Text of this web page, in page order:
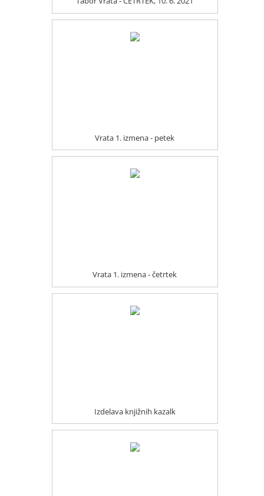
Vrata 1. izmena - petek
Vrata 1. izmena - četrtek
Izdelava knjižnih kazalk